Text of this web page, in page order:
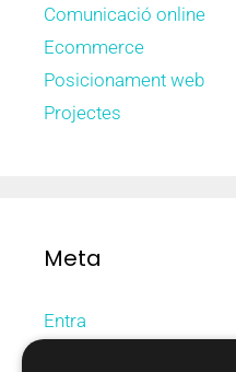
Comunicació online
Ecommerce
Posicionament web
Projectes
Meta
Entra